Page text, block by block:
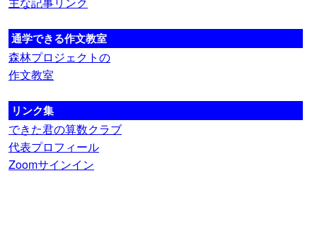
通学できる作文教室
森林プロジェクトの
作文教室
リンク集
できた君の算数クラブ
代表プロフィール
Zoomサインイン